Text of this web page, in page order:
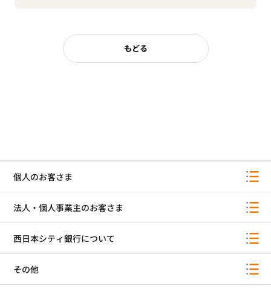
もどる
個人のお客さま
法人・個人事業主のお客さま
西日本シティ銀行について
その他